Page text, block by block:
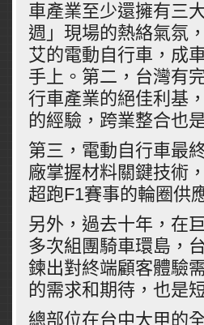
車產業至少還擁有三
週」現場的熱絡氣氛
艾的電動自行車，成
手上。第二，台灣有
行車產業的絕佳利基
的經驗，跨業整合也
第三，電動自行車最
廠掌握材料關鍵技術
超跑F1賽事的輪圈供
另外，過去十年，在
多次組團騎車環島，
鍊出對終端顧客體驗
的需求和期待，也是
總部位在台中大甲的